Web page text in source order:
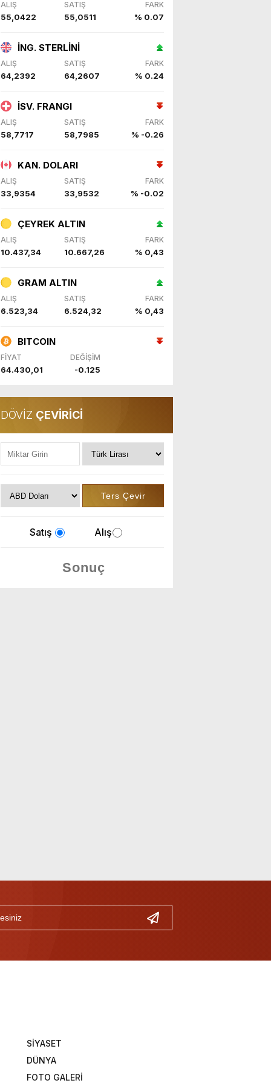
gerçekleştirdik. Nazik
ALIŞ SATIŞ FARK
55,0422 55,0511 % 0.07
İNG. STERLİNİ
ALIŞ SATIŞ FARK
64,2392 64,2607 % 0.24
İSV. FRANGI
ALIŞ SATIŞ FARK
58,7717 58,7985 % -0.26
KAN. DOLARI
ALIŞ SATIŞ FARK
33,9354 33,9532 % -0.02
ÇEYREK ALTIN
ALIŞ SATIŞ FARK
10.437,34 10.667,26 % 0,43
GRAM ALTIN
ALIŞ SATIŞ FARK
6.523,34 6.524,32 % 0,43
BITCOIN
FİYAT DEĞİŞİM
64.430,01 -0.125
DÖVİZ ÇEVİRİCİ
Satış Alış
SİYASET
DÜNYA
FOTO GALERİ